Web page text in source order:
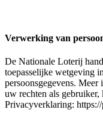
Verwerking van
De Nationale Loterij
toepasselijke wetgeving
persoonsgegevens.
uw rechten als
Privacyverklaring: